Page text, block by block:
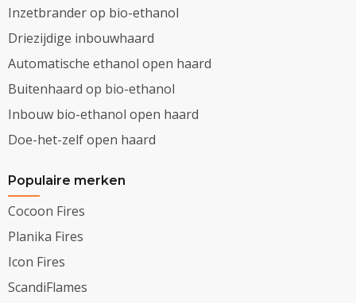
Inzetbrander op bio-ethanol
Driezijdige inbouwhaard
Automatische ethanol open haard
Buitenhaard op bio-ethanol
Inbouw bio-ethanol open haard
Doe-het-zelf open haard
Populaire merken
Cocoon Fires
Planika Fires
Icon Fires
ScandiFlames